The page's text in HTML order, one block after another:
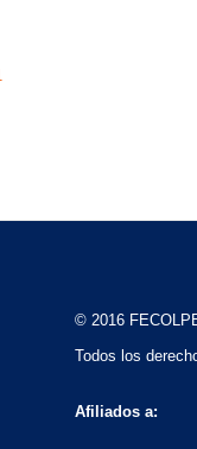
© 2016
Todos los
Afiliados a: